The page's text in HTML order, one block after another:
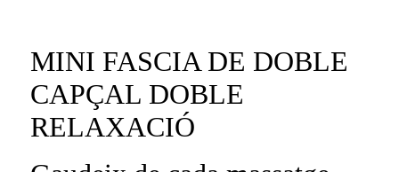
MINI FASCIA DE DOBLE
CAPÇAL DOBLE
RELAXACIÓ